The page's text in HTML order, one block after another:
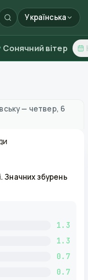
Українська
Сонячний вітер
— четвер, 6
Значних збурень
1.3
1.3
0.7
0.7